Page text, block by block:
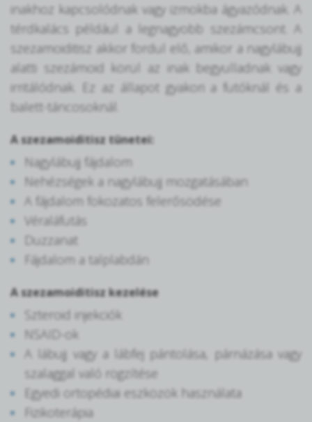
inakhoz kapcsolódnak vagy izmokba ágyazódnak. A
térdkalács például a legnagyobb szezámcsont. A
szezamoiditisz akkor fordul elő, amikor a nagylábujj
alatti szezámoid körül az inak begyulladnak vagy
irritálódnak. Ez az állapot gyakori a futóknál és a
balett-táncosoknál.
A szezamoiditisz tünetei:
Nagylábujj fájdalom
Nehézségek a nagylábujj mozgatásában
A fájdalom fokozatos felerősödése
Véraláfutás
Duzzanat
Fájdalom a talplabdán
A szezamoiditisz kezelése
Szteroid injekciók
NSAID-ok
A lábujj vagy a lábfej pántolása, párnázása vagy
szalaggal való rögzítése
Egyedi ortopédiai eszközök használata
Fizikoterápia